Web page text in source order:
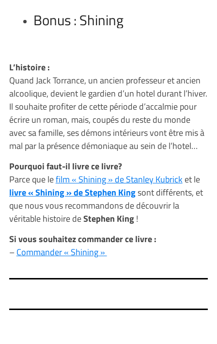
Bonus : Shining
L’histoire :
Quand Jack Torrance, un ancien professeur et ancien
alcoolique, devient le gardien d’un hotel durant l’hiver.
Il souhaite profiter de cette période d’accalmie pour
écrire un roman, mais, coupés du reste du monde
avec sa famille, ses démons intérieurs vont être mis à
mal par la présence démoniaque au sein de l’hotel…
Pourquoi faut-il livre ce livre?
Parce que lefilm « Shining » de Stanley Kubrick et le
livre « Shining » de Stephen Kingsont différents, et
que nous vous recommandons de découvrir la
véritable histoire deStephen King!
Si vous souhaitez commander ce livre :
–Commander « Shining »